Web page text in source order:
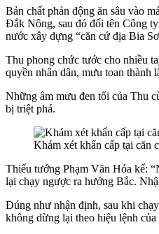
Bản chất phản động ăn sâu vào
Đắk Nông, sau đó đổi tên Công
nước xây dựng “căn cứ địa Bia
Thu phong chức tước cho nhiều
quyền nhân dân, mưu toan thành
Những âm mưu đen tối của Thu
bị triệt phá.
Khám xét khẩn cấp tại căn
Thiếu tướng Phạm Văn Hóa kể:
lại chạy ngược ra hướng Bắc.
Đúng như nhận định, sau khi
không dừng lại theo hiệu lệnh